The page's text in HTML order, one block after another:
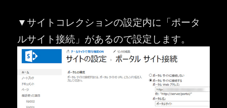
▼サイトコレクションの設定内に「ポータ
ルサイト接続」があるので設定します。